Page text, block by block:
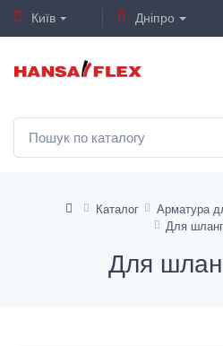
Київ Дніпро
Каталог
Для
Для